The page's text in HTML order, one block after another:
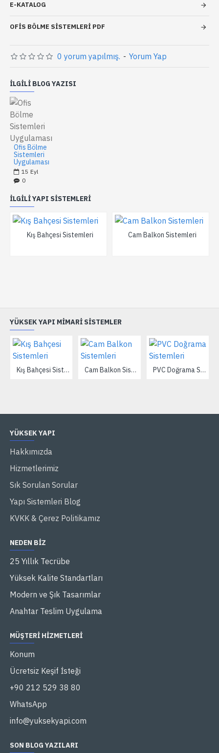
E-KATALOG
OFIS BÖLME SISTEMLERI PDF
0 yorum yapılmış. - Yorum Yap
İLGILI BLOG YAZISI
Ofis Bölme
Sistemleri
Uygulaması
15 Eyl
0
İLGILI YAPI SISTEMLERI
Kış Bahçesi Sistemleri Cam Balkon Sistemleri
YÜKSEK YAPI MIMARI SISTEMLER
Kış Bahçesi Sistemleri Cam Balkon Sistemleri PVC Doğrama Sistemleri
YÜKSEK YAPI
Hakkımızda
Hizmetlerimiz
Sık Sorulan Sorular
Yapı Sistemleri Blog
KVKK & Çerez Politikamız
NEDEN BIZ
25 Yıllık Tecrübe
Yüksek Kalite Standartları
Modern ve Şık Tasarımlar
Anahtar Teslim Uygulama
MÜŞTERI HIZMETLERI
Konum
Ücretsiz Keşif İsteği
+90 212 529 38 80
WhatsApp
info@yuksekyapi.com
SON BLOG YAZILARI